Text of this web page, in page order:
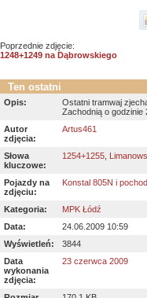
Poprzednie zdjęcie:
1248+1249 na Dąbrowskiego
Ten ostatni
Opis:
Ostatni tramwaj
Zachodnią o godzinie
Autor
zdjęcia:
Artus461
Słowa
kluczowe:
1254+1255
Pojazdy na
zdjęciu:
Konstal 805N i
Kategoria:
MPK Łódź
Data:
24.06.2009 10:59
Wyświetleń:
3844
Data
wykonania
zdjęcia:
23 czerwca 2009